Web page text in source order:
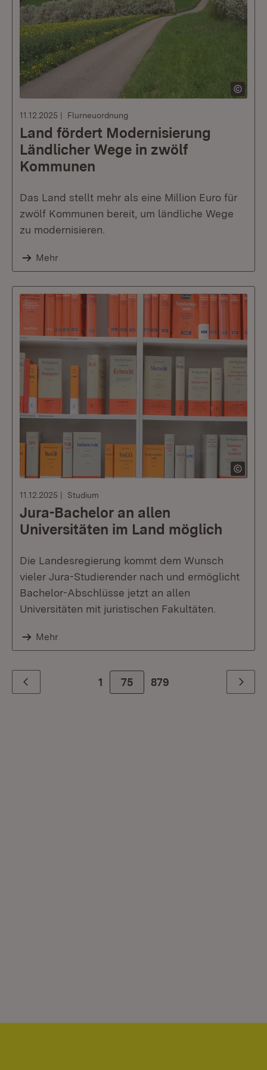
11.12.2025 Flurneuordnung
Land fördert Modernisierung
Ländlicher Wege in zwölf
Kommunen
Das Land stellt mehr als eine Million Euro für
zwölf Kommunen bereit, um ländliche Wege
zu modernisieren.
Mehr
11.12.2025 Studium
Jura-Bachelor an allen
Universitäten im Land möglich
Die Landesregierung kommt dem Wunsch
vieler Jura-Studierender nach und ermöglicht
Bachelor-Abschlüsse jetzt an allen
Universitäten mit juristischen Fakultäten.
Mehr
Zurück 1 75 Zur letzte Seite
879 Weiter